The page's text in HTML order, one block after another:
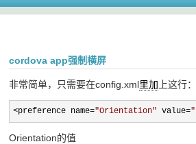
cordova app强制横屏
非常简单，只需要在config.xml里加 上这行：
<preference name="Orientation" value="
Orientation的值